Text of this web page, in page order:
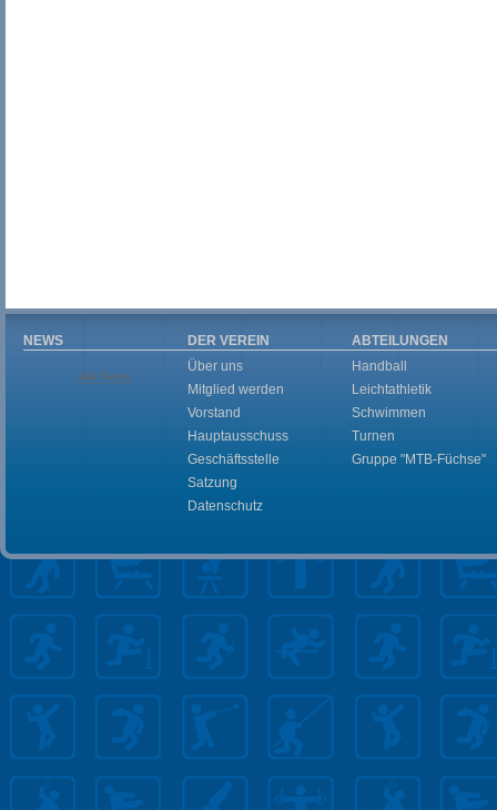
NEWS
Alle News
DER VEREIN
Über uns
Mitglied werden
Vorstand
Hauptausschuss
Geschäftsstelle
Satzung
Datenschutz
ABTEILUNGEN
Handball
Leichtathletik
Schwimmen
Turnen
Gruppe "MTB-Füchse"